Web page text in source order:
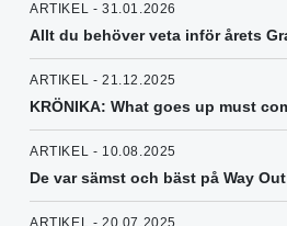
ARTIKEL - 31.01.2026
Allt du behöver veta inför årets
ARTIKEL - 21.12.2025
KRÖNIKA: What goes up must
ARTIKEL - 10.08.2025
De var sämst och bäst på Way